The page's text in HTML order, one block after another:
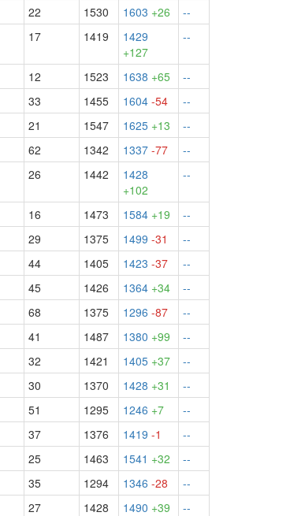
22 1530 1603 +26
--
17 1419
1429
+127
--
12 1523 1638 +65
--
33 1455 1604 -54
--
21 1547 1625 +13
--
62 1342 1337 -77
--
26 1442
1428
+102
--
16 1473 1584 +19
--
29 1375 1499 -31
--
44 1405 1423 -37
--
45 1426 1364 +34
--
68 1375 1296 -87
--
41 1487 1380 +99
--
32 1421 1405 +37
--
30 1370 1428 +31
--
51 1295 1246 +7
--
37 1376 1419 -1
--
25 1463 1541 +32
--
35 1294 1346 -28
--
27 1428 1490 +39
--